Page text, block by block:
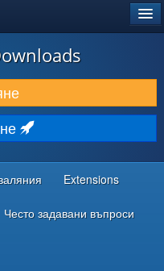
Extensions
Често задавани въпроси